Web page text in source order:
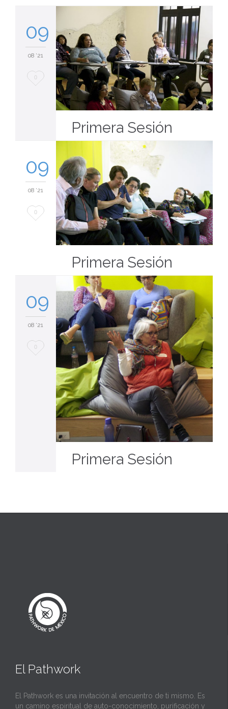
09
08 '21
Love
0
Primera Sesión
09
08 '21
Love
0
Primera Sesión
09
08 '21
Love
0
Primera Sesión
El Pathwork
El Pathwork es una invitación al encuentro de ti mismo. Es
un camino espiritual de auto-conocimiento, purificación y